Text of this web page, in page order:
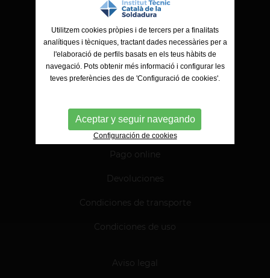
ITCS - Institut Tècnic Català de la Soldadura
Ctra. de Molins de Rei a Sabadell, 79, Nau 8 bis
08191 Rubí (Barcelona)
Pago online
Devoluciones
Condiciones de transporte
Condiciones de uso
Aviso legal
Utilitzem cookies pròpies i de tercers per a finalitats
analítiques i tècniques, tractant dades necessàries per a
l'elaboració de perfils basats en els teus hàbits de
navegació. Pots obtenir més informació i configurar les
teves preferències des de 'Configuració de cookies'.
Aceptar y seguir navegando
Configuración de cookies